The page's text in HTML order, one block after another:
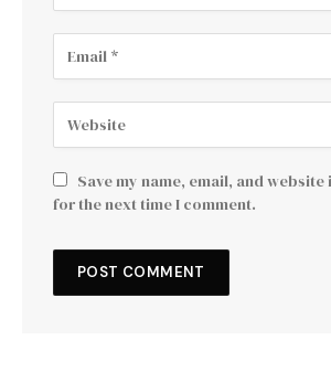
Save my name, email, and
for the next time I comment.